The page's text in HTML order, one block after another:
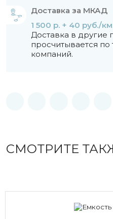
Доставка за МКАД
1 500 р. + 40 руб./км
Доставка в другие
просчитывается
компаний.
СМОТРИТЕ